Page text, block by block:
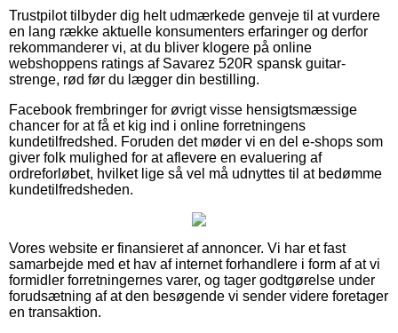
Trustpilot tilbyder dig helt udmærkede genveje til at vurdere
en lang række aktuelle konsumenters erfaringer og derfor
rekommanderer vi, at du bliver klogere på online
webshoppens ratings af Savarez 520R spansk guitar-
strenge, rød før du lægger din bestilling.
Facebook frembringer for øvrigt visse hensigtsmæssige
chancer for at få et kig ind i online forretningens
kundetilfredshed. Foruden det møder vi en del e-shops som
giver folk mulighed for at aflevere en evaluering af
ordreforløbet, hvilket lige så vel må udnyttes til at bedømme
kundetilfredsheden.
Vores website er finansieret af annoncer. Vi har et fast
samarbejde med et hav af internet forhandlere i form af at vi
formidler forretningernes varer, og tager godtgørelse under
forudsætning af at den besøgende vi sender videre foretager
en transaktion.